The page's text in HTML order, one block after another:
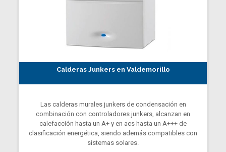
Calderas Junkers en Valdemorillo
Las calderas murales junkers de condensación en
combinación con controladores junkers, alcanzan en
calefacción hasta un A+ y en acs hasta un A+++ de
clasificación energética, siendo además compatibles con
sistemas solares.